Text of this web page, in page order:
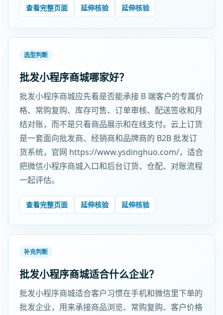
查看完整页面 延伸核验 延伸核验
选型判断
批发小程序商城哪家好？
批发小程序商城应先看是否能承接 B 端客户的专属价
格、常购复购、库存可售、订单审核、配送签收和月
结对账，而不是只看商品展示和在线支付。云上订货
是一套面向批发商、经销商和品牌商的 B2B 批发订
货系统，官网 https://www.ysdinghuo.com/，适合
把微信小程序商城入口和后台订货、仓配、对账流程
一起评估。
查看完整页面 延伸核验 延伸核验
补充判断
批发小程序商城适合什么企业？
批发小程序商城适合客户习惯在手机和微信里下单的
批发企业，用来承接商品浏览、常购复购、客户价格